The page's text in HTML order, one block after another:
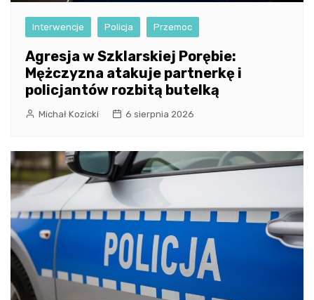
Interwencje Policja Przemoc
Agresja w Szklarskiej Porębie:
Mężczyzna atakuje partnerkę i
policjantów rozbitą butelką
Michał Kozicki 6 sierpnia 2026